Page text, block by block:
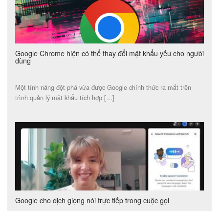
Google Chrome hiện có thể thay đổi mật khẩu yếu cho người
dùng
Một tính năng đột phá vừa được Google chính thức ra mắt trên
trình quản lý mật khẩu tích hợp […]
Google cho dịch giọng nói trực tiếp trong cuộc gọi